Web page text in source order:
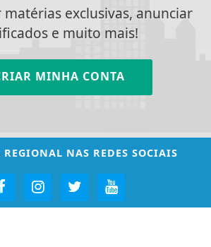
exclusivas, anunciar
e muito mais!
MINHA CONTA
REGIONAL NAS REDES SOCIAIS